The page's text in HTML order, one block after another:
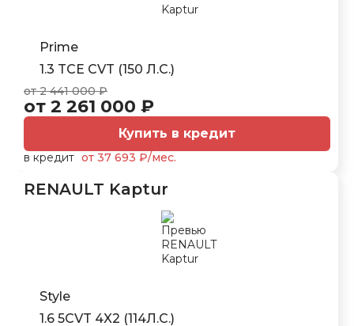
Prime
1.3 TCE CVT (150 Л.С.)
от 2 441 000 ₽
от 2 261 000 ₽
Купить в кредит
в кредит от 37 693 ₽/мес.
RENAULT Kaptur
Style
1.6 5CVT 4X2 (114Л.С.)